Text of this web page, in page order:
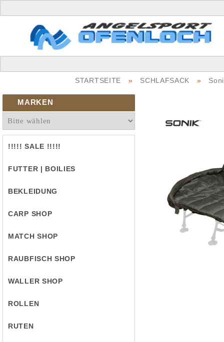
STARTSEITE » SCHLAFSACK »
MARKEN
!!!!! SALE !!!!!
FUTTER | BOILIES
BEKLEIDUNG
CARP SHOP
MATCH SHOP
RAUBFISCH SHOP
WALLER SHOP
ROLLEN
RUTEN